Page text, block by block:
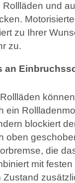
Rollläden und
zu Ihrer
zu.
an
ein
blockiert
oben
die
mit